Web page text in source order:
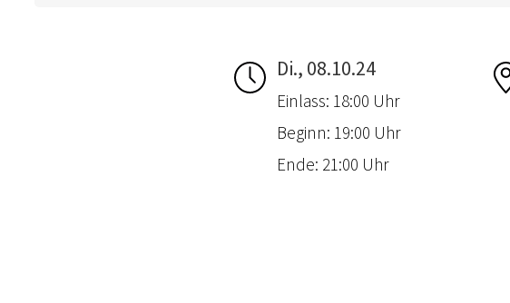
Di., 08.10.24
Einlass: 18:00 Uhr
Beginn: 19:00 Uhr
Ende: 21:00 Uhr